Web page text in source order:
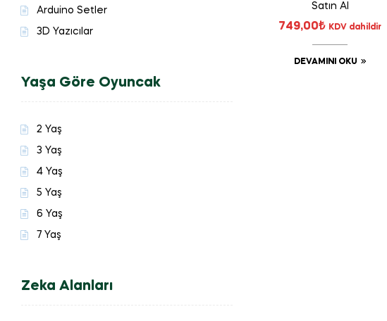
Satın Al
749,00₺ KDV dahildir
DEVAMINI OKU
Arduino Setler
3D Yazıcılar
Yaşa Göre Oyuncak
2 Yaş
3 Yaş
4 Yaş
5 Yaş
6 Yaş
7 Yaş
Zeka Alanları